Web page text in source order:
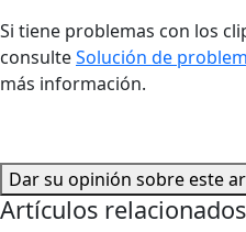
Si tiene problemas con los
consulteSolución de
más información.
Dar su opinión sobre este
Artículos